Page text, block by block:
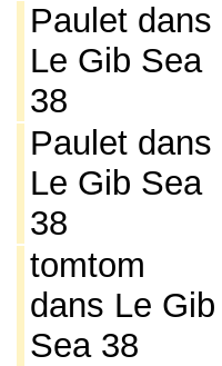
Pauletdans
Le Gib Sea
38
Pauletdans
Le Gib Sea
38
tomtom
dans Le Gib
Sea 38